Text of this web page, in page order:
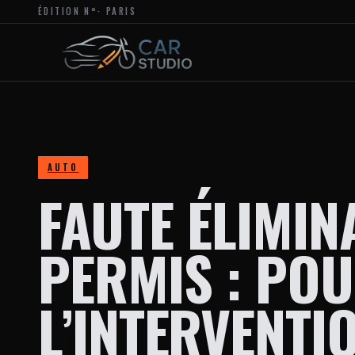
ÉDITION N°
MAGAZINE
DÉDIÉ
L’ACTUALITÉ
LA
ET
AUX
TENDANCES
CRÉATIVES
DANS
L’UNIVERS
DES
VÉHICULES.
LE
· PARIS
AUTO
FAUTE
PERMIS :